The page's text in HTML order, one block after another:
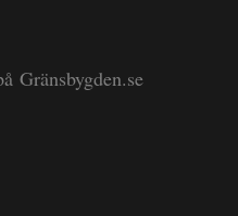
Gränsbygden.se